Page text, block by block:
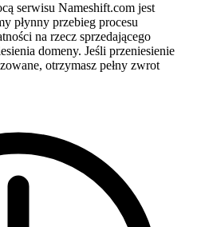
serwisu Nameshift.com jest
płynny przebieg procesu
na rzecz sprzedającego
domeny. Jeśli przeniesienie
otrzymasz pełny zwrot